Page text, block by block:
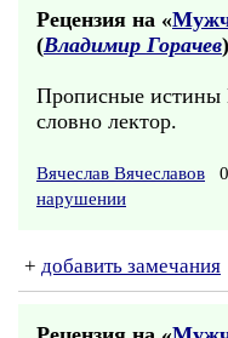
Рецензия на «
(Владимир Горачев)
Прописные истины
словно лектор.
Вячеслав Вячеславов
нарушении
+ добавить замечания